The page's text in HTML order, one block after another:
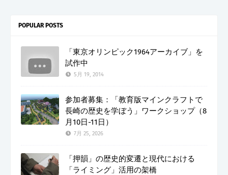
POPULAR POSTS
「東京オリンピック1964アーカイブ」を
試作中
5月 19, 2014
参加者募集：「教育版マインクラフトで
長崎の歴史を学ぼう」ワークショップ（8
月10日-11日）
7月 25, 2026
「押韻」の歴史的変遷と現代における
「ライミング」活用の架橋